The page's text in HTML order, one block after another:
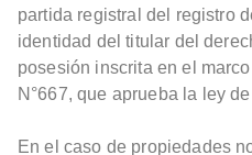
partida registral del registro
identidad del titular del
posesión inscrita en el
N°667, que aprueba la ley
En el caso de propiedades